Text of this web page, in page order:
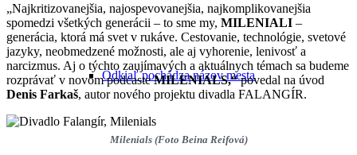
Odkiaľ pochádza názov mesta
„Najkritizovanejšia, najospevovanejšia, najkomplikovanejšia
spomedzi všetkých generácii – to sme my, MILENIALI –
generácia, ktorá má svet v rukáve. Cestovanie, technológie, svetové
jazyky, neobmedzené možnosti, ale aj vyhorenie, lenivosť a
narcizmus. Aj o týchto zaujímavých a aktuálnych témach sa budeme
rozprávať v novom podcasteMILENIALS,“povedal na úvod
Denis Farkaš, autor nového projektu divadla FALANGÍR.
Milenials (Foto Beina Reifová)